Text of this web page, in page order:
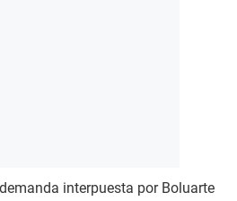
interpuesta por Boluarte